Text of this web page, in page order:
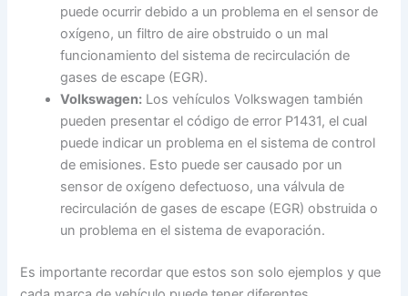
puede ocurrir debido a un problema en el sensor de
oxígeno, un filtro de aire obstruido o un mal
funcionamiento del sistema de recirculación de
gases de escape (EGR).
Volkswagen: Los vehículos Volkswagen también
pueden presentar el código de error P1431, el cual
puede indicar un problema en el sistema de control
de emisiones. Esto puede ser causado por un
sensor de oxígeno defectuoso, una válvula de
recirculación de gases de escape (EGR) obstruida o
un problema en el sistema de evaporación.
Es importante recordar que estos son solo ejemplos y que